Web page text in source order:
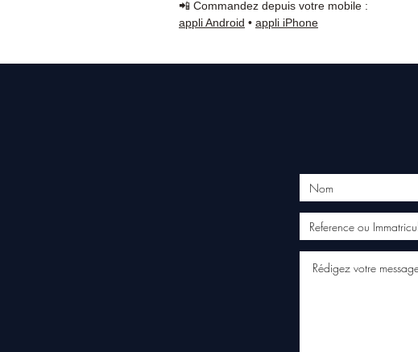
📲 Commandez depuis votre mobile :
appli Android • appli iPhone